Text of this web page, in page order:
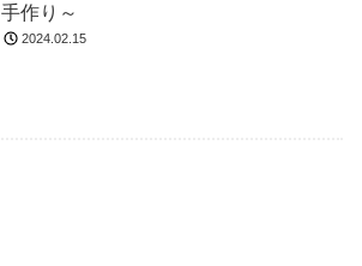
手作り～
2024.02.15